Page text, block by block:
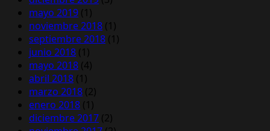
mayo 2019 (1)
noviembre 2018 (1)
septiembre 2018 (1)
junio 2018 (1)
mayo 2018 (4)
abril 2018 (1)
marzo 2018 (2)
enero 2018 (1)
diciembre 2017 (2)